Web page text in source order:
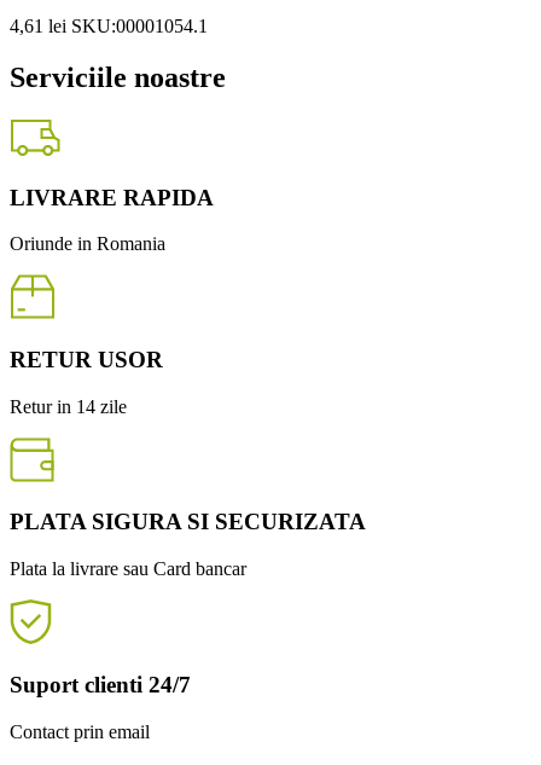
4,61 lei SKU:00001054.1
Serviciile noastre
LIVRARE RAPIDA
Oriunde in Romania
RETUR USOR
Retur in 14 zile
PLATA SIGURA SI SECURIZATA
Plata la livrare sau Card bancar
Suport clienti 24/7
Contact prin email